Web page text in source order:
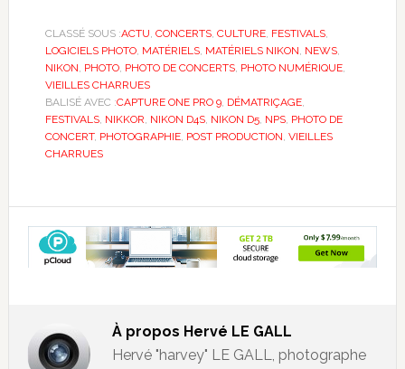
CLASSÉ SOUS :ACTU CONCERTS, CULTURE, FESTIVALS,
LOGICIELS PHOTO, MATÉRIELS, MATÉRIELS NIKON NEWS,
NIKON PHOTO, PHOTO DE CONCERTS, PHOTO NUMÉRIQUE,
VIEILLES CHARRUES
BALISÉ AVEC :CAPTURE ONE PRO 9, DÉMATRIÇAGE,
FESTIVALS, NIKKOR NIKON D4S, NIKON D5, NPS, PHOTO DE
CONCERT, PHOTOGRAPHIE, POST PRODUCTION VIEILLES
CHARRUES
À propos Hervé LE GALL
Hervé "harvey" LE GALL, photographe